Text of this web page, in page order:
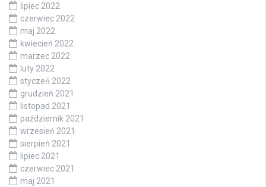
lipiec 2022
czerwiec 2022
maj 2022
kwiecień 2022
marzec 2022
luty 2022
styczeń 2022
grudzień 2021
listopad 2021
październik 2021
wrzesień 2021
sierpień 2021
lipiec 2021
czerwiec 2021
maj 2021